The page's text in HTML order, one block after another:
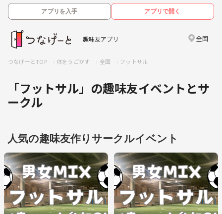
アプリを入手 アプリで開く
趣味友アプリ 全国
つなげーとTOP 体をうごかす 全国 フットサル
「フットサル」の趣味友イベントとサ
ークル
人気の趣味友作りサークルイベント